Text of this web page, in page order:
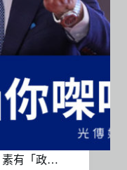
素有「政…